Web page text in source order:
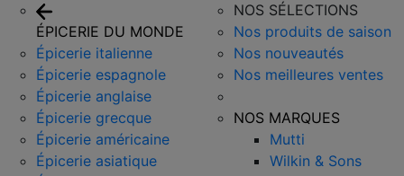
ÉPICERIE DU MONDE
Épicerie italienne
Épicerie espagnole
Épicerie anglaise
Épicerie grecque
Épicerie américaine
Épicerie asiatique
NOS SÉLECTIONS
Nos produits de saison
Nos nouveautés
Nos meilleures ventes
NOS MARQUES
Mutti
Wilkin & Sons